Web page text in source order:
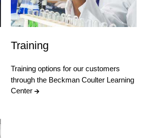
Training
Training options for our customers
through the Beckman Coulter Learning
Center